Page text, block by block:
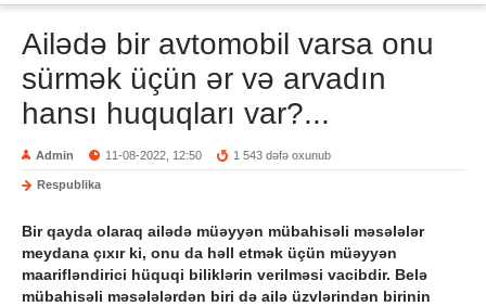
Ailədə bir avtomobil varsa onu
sürmək üçün ər və arvadın
hansı huquqları var?...
Admin 11-08-2022, 12:50 1 543 dəfə oxunub
Respublika
Bir qayda olaraq ailədə müəyyən mübahisəli məsələlər
meydana çıxır ki, onu da həll etmək üçün müəyyən
maarifləndirici hüquqi biliklərin verilməsi vacibdir. Belə
mübahisəli məsələlərdən biri də ailə üzvlərindən birinin